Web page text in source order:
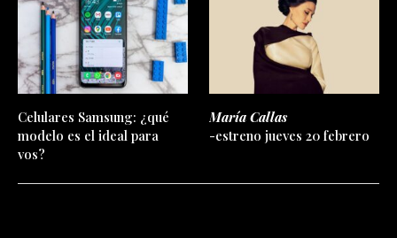
Celulares Samsung: ¿qué
modelo es el ideal para
vos?
María Callas
-estreno jueves 20 febrero